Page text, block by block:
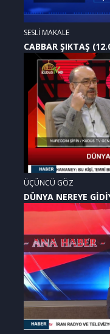
SESLİ MAKALE
CABBAR ŞIKTAŞ
ÜÇÜNCÜ GÖZ
DÜNYA NEREYE